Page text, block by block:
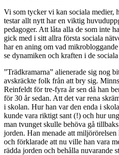
Vi som tycker vi kan sociala medier,
testar allt nytt har en viktig
pedagoger. Att låta alla de som inte
gick med i sitt allra första sociala
har en aning om vad
se dynamiken och kraften i de
”Trädkramarna” alienerade sig nog
avskräckte folk från att bry sig.
Reinfeldt för tre-fyra år sen då han
för 30 år sedan. Att det var rena
i skolan. Hur han var den enda i
kunde vara riktigt sant (!) och hur
man tvunget skulle behöva gå
jorden. Han menade att
och förklarade att nu ville han vara
rädda jorden och behålla nuvarande